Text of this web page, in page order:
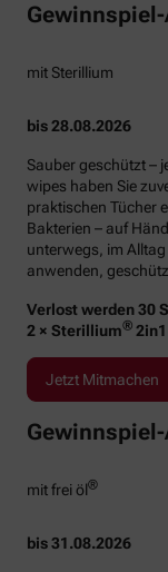
mit Sterillium
bis 28.08.2026
Sauber geschützt –
wipes haben Sie
praktischen Tücher
Bakterien – auf
unterwegs, im
anwenden,
Verlost werden 30
2 × Sterillium®
Jetzt Mitmachen
mit frei öl®
bis 31.08.2026